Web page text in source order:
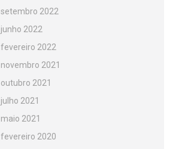
setembro 2022
junho 2022
fevereiro 2022
novembro 2021
outubro 2021
julho 2021
maio 2021
fevereiro 2020